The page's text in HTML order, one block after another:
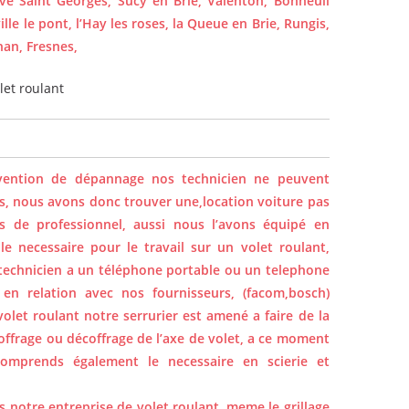
le pont, l’Hay les roses, la Queue en Brie, Rungis,
Fresnes,
roulant
de dépannage nos technicien ne peuvent
nous avons donc trouver une,location voiture pas
de professionnel, aussi nous l’avons équipé en
necessaire pour le travail sur un volet roulant,
a un téléphone portable ou un telephone
relation avec nos fournisseurs, (facom,bosch)
roulant notre serrurier est amené a faire de la
ou décoffrage de l’axe de volet, a ce moment
également le necessaire en scierie et